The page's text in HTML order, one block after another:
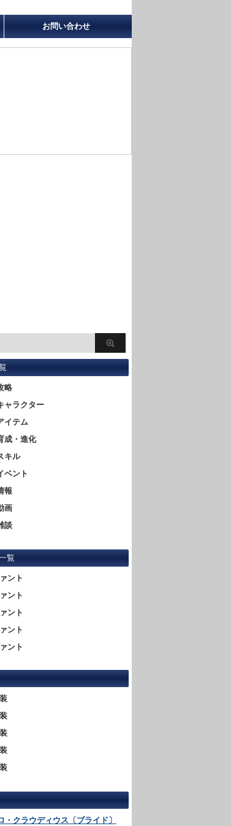
お問い合わせ
略
ャラクター
イテム
成・進化
キル
ベント
報
画
談
覧
ント
ント
ント
ント
ント
・クラウディウス〔ブライド〕